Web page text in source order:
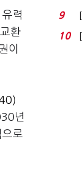
력
환
이
년
로
9
10